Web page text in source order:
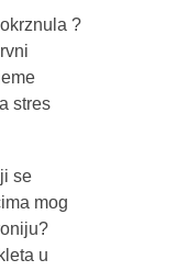
?
stres
se
mog
u